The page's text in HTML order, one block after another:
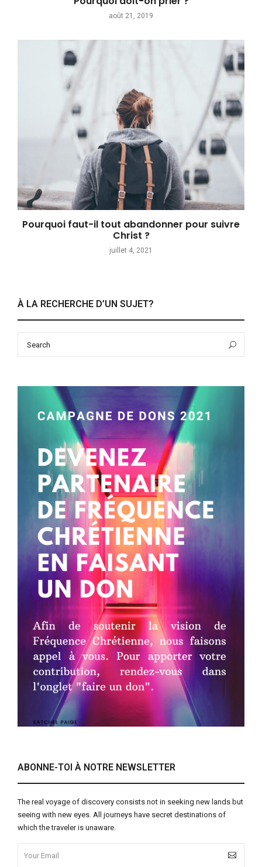
août 21, 2019
Pourquoi faut-il tout abandonner pour suivre
Christ ?
juillet 4, 2021
À LA RECHERCHE D’UN SUJET?
ABONNE-TOI À NOTRE NEWSLETTER
The real voyage of discovery consists not in seeking new lands but
seeing with new eyes. All journeys have secret destinations of
which the traveler is unaware.